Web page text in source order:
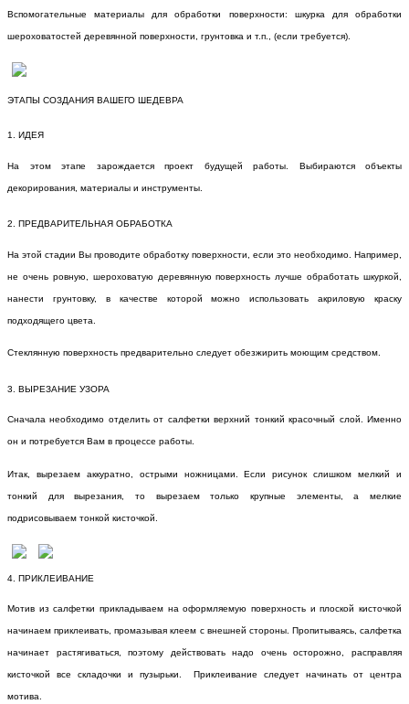
Вспомогательные материалы для обработки поверхности: шкурка для обработки
шероховатостей деревянной поверхности, грунтовка и т.п., (если требуется).
ЭТАПЫ СОЗДАНИЯ ВАШЕГО ШЕДЕВРА
1. ИДЕЯ
На этом этапе зарождается проект будущей работы. Выбираются объекты
декорирования, материалы и инструменты.
2. ПРЕДВАРИТЕЛЬНАЯ ОБРАБОТКА
На этой стадии Вы проводите обработку поверхности, если это необходимо. Например,
не очень ровную, шероховатую деревянную поверхность лучше обработать шкуркой,
нанести грунтовку, в качестве которой можно использовать акриловую краску
подходящего цвета.
Стеклянную поверхность предварительно следует обезжирить моющим средством.
3. ВЫРЕЗАНИЕ УЗОРА
Сначала необходимо отделить от салфетки верхний тонкий красочный слой. Именно
он и потребуется Вам в процессе работы.
Итак, вырезаем аккуратно, острыми ножницами. Если рисунок слишком мелкий и
тонкий для вырезания, то вырезаем только крупные элементы, а мелкие
подрисовываем тонкой кисточкой.
4. ПРИКЛЕИВАНИЕ
Мотив из салфетки прикладываем на оформляемую поверхность и плоской кисточкой
начинаем приклеивать, промазывая клеем с внешней стороны. Пропитываясь, салфетка
начинает растягиваться, поэтому действовать надо очень осторожно, расправляя
кисточкой все складочки и пузырьки. Приклеивание следует начинать от центра
мотива.